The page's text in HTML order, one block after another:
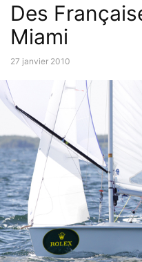
Des
Miami
27 janvier 2010